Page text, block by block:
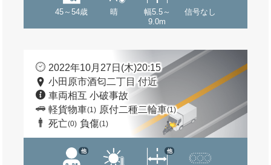
45～54歳 晴
幅5.5～
9.0m
信号なし
2022年10月27日(木)20:15
小田原市酒匂二丁目 付近
車両相互 小破事故
軽貨物車(1) 原付二種二輪車(1)
死亡(0) 負傷(1)
他 他